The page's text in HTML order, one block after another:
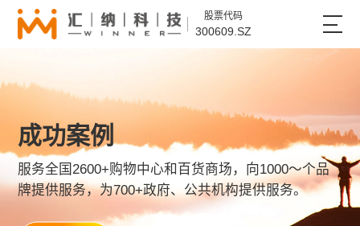
股票代码
300609.SZ
成功案例
服务全国2600+购物中心和百货商场，向1000～个品
牌提供服务，为700+政府、公共机构提供服务。